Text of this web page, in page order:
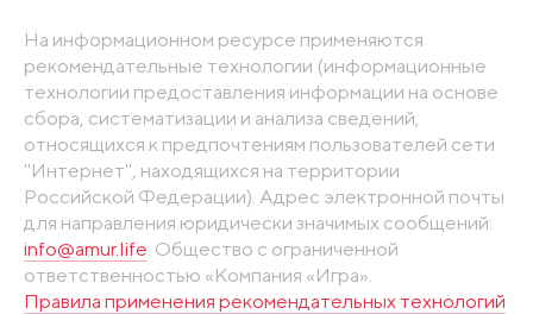
На информационном ресурсе применяются
рекомендательные технологии (информационные
технологии предоставления информации на основе
сбора, систематизации и анализа сведений,
относящихся к предпочтениям пользователей сети
"Интернет", находящихся на территории
Российской Федерации). Адрес электронной почты
для направления юридически значимых сообщений:
info@amur.life . Общество с ограниченной
ответственностью «Компания «Игра».
Правила применения рекомендательных технологий